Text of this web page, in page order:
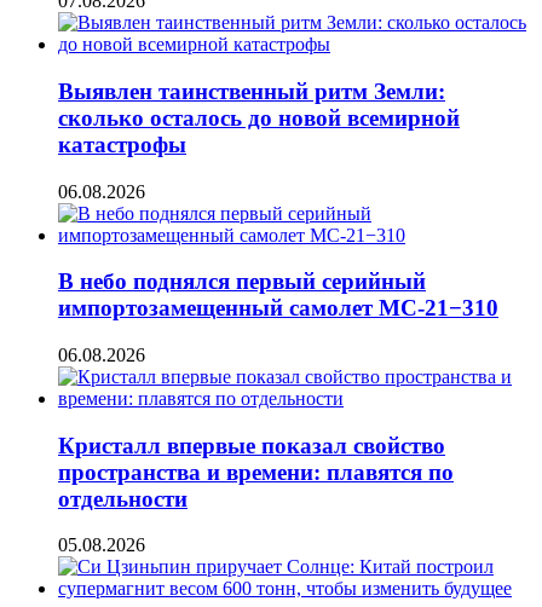
Выявлен таинственный ритм Земли:
сколько осталось до новой всемирной
катастрофы
06.08.2026
В небо поднялся первый серийный
импортозамещенный самолет МС-21−310
06.08.2026
Кристалл впервые показал свойство
пространства и времени: плавятся по
отдельности
05.08.2026